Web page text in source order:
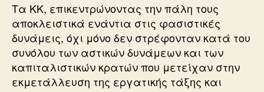
Τα ΚΚ, επικεντρώνοντας την πάλη τους
αποκλειστικά ενάντια στις φασιστικές
δυνάμεις, όχι μόνο δεν στρέφονταν κατά του
συνόλου των αστικών δυνάμεων και των
καπιταλιστικών κρατών που μετείχαν στην
εκμετάλλευση της εργατικής τάξης και